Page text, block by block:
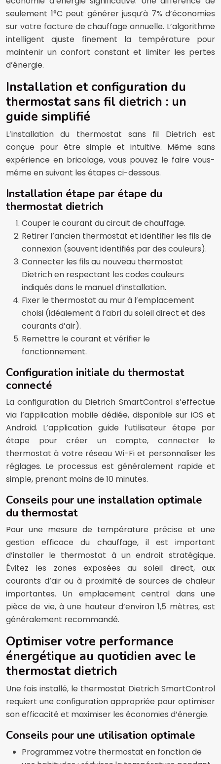
seulement 1°C peut générer jusqu’à 7% d’économies
sur votre facture de chauffage annuelle. L’algorithme
intelligent ajuste finement la température pour
maintenir un confort constant et limiter les pertes
d’énergie.
Installation et configuration du
thermostat sans fil dietrich : un
guide simplifié
L’installation du thermostat sans fil Dietrich est
conçue pour être simple et intuitive. Même sans
expérience en bricolage, vous pouvez le faire vous-
même en suivant les étapes ci-dessous.
Installation étape par étape du
thermostat dietrich
Couper le courant du circuit de chauffage.
Retirer l’ancien thermostat et identifier les fils de
connexion (souvent identifiés par des couleurs).
Connecter les fils au nouveau thermostat
Dietrich en respectant les codes couleurs
indiqués dans le manuel d’installation.
Fixer le thermostat au mur à l’emplacement
choisi (idéalement à l’abri du soleil direct et des
courants d’air).
Remettre le courant et vérifier le
fonctionnement.
Configuration initiale du thermostat
connecté
La configuration du Dietrich SmartControl s’effectue
via l’application mobile dédiée, disponible sur iOS et
Android. L’application guide l’utilisateur étape par
étape pour créer un compte, connecter le
thermostat à votre réseau Wi-Fi et personnaliser les
réglages. Le processus est généralement rapide et
simple, prenant moins de 10 minutes.
Conseils pour une installation optimale
du thermostat
Pour une mesure de température précise et une
gestion efficace du chauffage, il est important
d’installer le thermostat à un endroit stratégique.
Évitez les zones exposées au soleil direct, aux
courants d’air ou à proximité de sources de chaleur
importantes. Un emplacement central dans une
pièce de vie, à une hauteur d’environ 1,5 mètres, est
généralement recommandé.
Optimiser votre performance
énergétique au quotidien avec le
thermostat dietrich
Une fois installé, le thermostat Dietrich SmartControl
requiert une configuration appropriée pour optimiser
son efficacité et maximiser les économies d’énergie.
Conseils pour une utilisation optimale
Programmez votre thermostat en fonction de